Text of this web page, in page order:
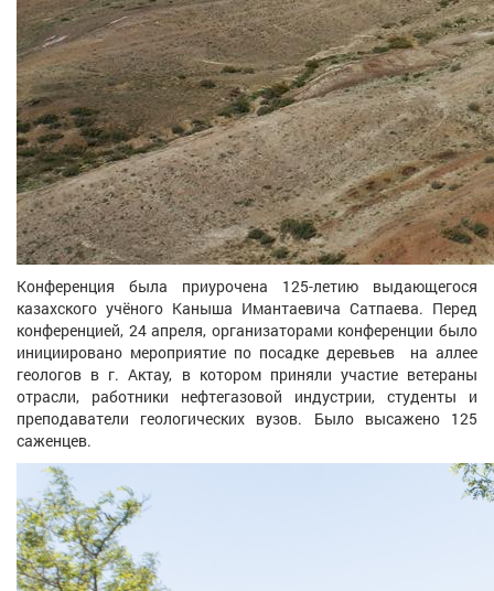
Конференция была приурочена 125-летию выдающегося
казахского учёного Каныша Имантаевича Сатпаева. Перед
конференцией, 24 апреля, организаторами конференции было
инициировано мероприятие по посадке деревьев на аллее
геологов в г. Актау, в котором приняли участие ветераны
отрасли, работники нефтегазовой индустрии, студенты и
преподаватели геологических вузов. Было высажено 125
саженцев.